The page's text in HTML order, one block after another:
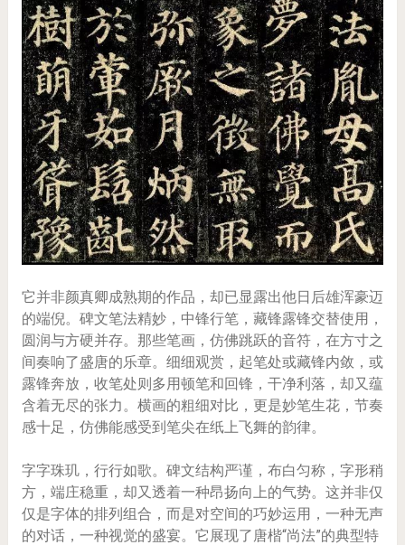
它并非颜真卿成熟期的作品，却已显露出他日后雄浑豪迈
的端倪。碑文笔法精妙，中锋行笔，藏锋露锋交替使用，
圆润与方硬并存。那些笔画，仿佛跳跃的音符，在方寸之
间奏响了盛唐的乐章。细细观赏，起笔处或藏锋内敛，或
露锋奔放，收笔处则多用顿笔和回锋，干净利落，却又蕴
含着无尽的张力。横画的粗细对比，更是妙笔生花，节奏
感十足，仿佛能感受到笔尖在纸上飞舞的韵律。
字字珠玑，行行如歌。碑文结构严谨，布白匀称，字形稍
方，端庄稳重，却又透着一种昂扬向上的气势。这并非仅
仅是字体的排列组合，而是对空间的巧妙运用，一种无声
的对话，一种视觉的盛宴。它展现了唐楷“尚法”的典型特